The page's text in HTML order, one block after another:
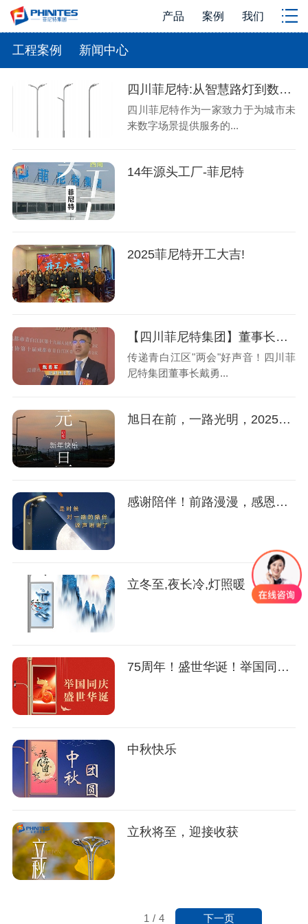
产品 案例 我们
工程案例 新闻中心
四川菲尼特:从智慧路灯到数字孪生再到元宇宙
四川菲尼特作为一家致力于为城市未
来数字场景提供服务的...
14年源头工厂-菲尼特
2025菲尼特开工大吉!
【四川菲尼特集团】董事长戴勇军，积极履职、建言献策，传递青白江区 "两会"好声音！
传递青白江区"两会"好声音！四川菲
尼特集团董事长戴勇...
旭日在前，一路光明，2025元旦快乐！
感谢陪伴！前路漫漫，感恩前行！
立冬至,夜长冷,灯照暖
75周年！盛世华诞！举国同庆！
中秋快乐
立秋将至，迎接收获
1 / 4 下一页